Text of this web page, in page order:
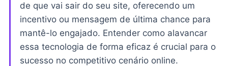
de que vai sair do seu site, oferecendo um
incentivo ou mensagem de última chance para
mantê-lo engajado. Entender como alavancar
essa tecnologia de forma eficaz é crucial para o
sucesso no competitivo cenário online.